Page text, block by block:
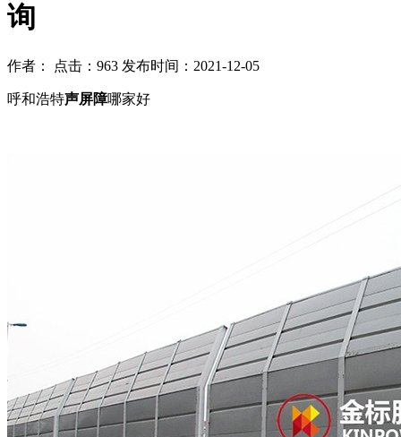
询
作者： 点击：963 发布时间：2021-12-05
呼和浩特声屏障哪家好